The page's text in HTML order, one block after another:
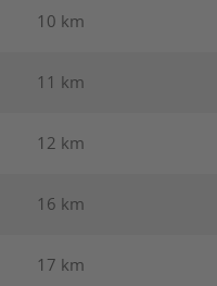
10 km
11 km
12 km
16 km
17 km